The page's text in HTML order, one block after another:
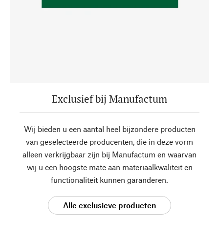
Exclusief bij Manufactum
Wij bieden u een aantal heel bijzondere producten
van geselecteerde producenten, die in deze vorm
alleen verkrijgbaar zijn bij Manufactum en waarvan
wij u een hoogste mate aan materiaalkwaliteit en
functionaliteit kunnen garanderen.
Alle exclusieve producten